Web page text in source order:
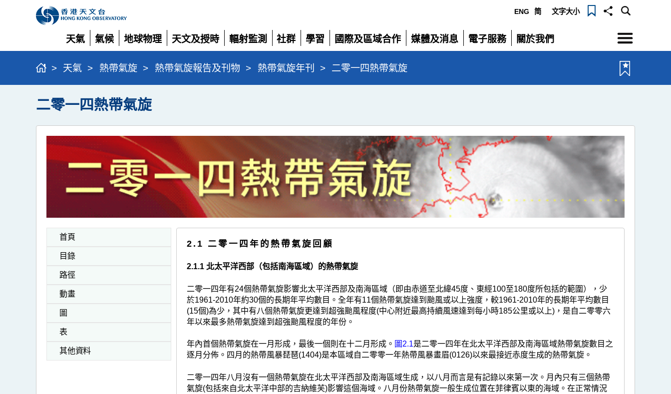
ENG 简 文字大小
天氣
展
開
氣候
展
開
地球物理
展
開
天文及授時
展
開
輻射監測
展
開
社群
展
開
學習
展
開
國際及區域合作
展
開
媒體及消息
展
電子服務
展
關於我們
展
選
單
> 天氣 > 熱帶氣旋 > 熱帶氣旋報告及刊物 > 熱帶氣旋年刊 > 二零一四熱帶氣旋
二零一四熱帶氣旋
首頁
目錄
路徑
動畫
圖
表
其他資料
2.1 二零一四年的熱帶氣旋回顧
2.1.1 北太平洋西部（包括南海區域）的熱帶氣旋
二零一四年有24個熱帶氣旋影響北太平洋西部及南海區域（即由赤道至北緯45度、東經100至180度所包括的範圍），少
於1961-2010年約30個的長期年平均數目。全年有11個熱帶氣旋達到颱風或以上強度，較1961-2010年的長期年平均數目
(15個)為少，其中有八個熱帶氣旋更達到超強颱風程度(中心附近最高持續風速達到每小時185公里或以上)，是自二零零六
年以來最多熱帶氣旋達到超強颱風程度的年份。
年內首個熱帶氣旋在一月形成，最後一個則在十二月形成。 圖2.1是二零一四年在北太平洋西部及南海區域熱帶氣旋數目之
逐月分佈。四月的熱帶風暴琵琶(1404)是本區域自二零零一年熱帶風暴畫眉(0126)以來最接近赤度生成的熱帶氣旋。
二零一四年八月沒有一個熱帶氣旋在北太平洋西部及南海區域生成，以八月而言是有記錄以來第一次。月內只有三個熱帶
氣旋(包括來自北太平洋中部的吉納維芙)影響這個海域。八月份熱帶氣旋一般生成位置在菲律賓以東的海域。在正常情況